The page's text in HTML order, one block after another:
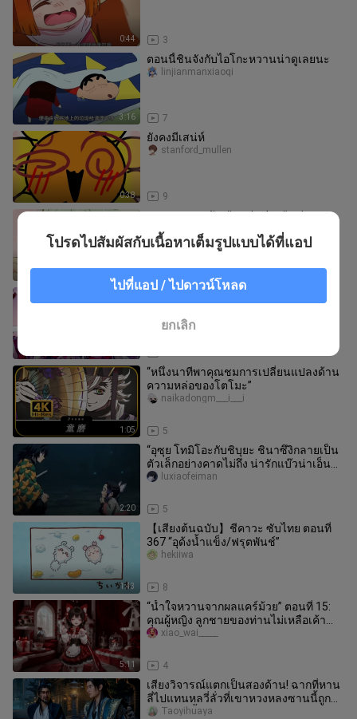
0:44 3
3:16
ตอนนี้ชินจังกับไอโกะหวานน่าดูเลยนะ
7
linjianmanxiaoqi
0:38
ยังคงมีเสน่ห์
9
stanford_mullen
แมวสาวอมควัน #yanineko #anime
คุณเซ่ออะไรกัน คุณคิดว่าผมชื่อเซ่อเหรอ
Sheya_
1:05
“หนึ่งนาทีพาคุณชมการเปลี่ยนแปลงด้าน
ความหล่อของโตโมะ”
5
naikadongm___i___i
2:20
“อุซุย โทมิโอะกับชิบุยะ ชินาซึงิกลายเป็น
ตัวเล็กอย่างคาดไม่ถึง น่ารักแบ๊วน่าเอ็นดู
สุดๆ—”
5
luxiaofeiman
1:43
【เสียงต้นฉบับ】ชีคาวะ ซับไทย ตอนที่
367 “อุด้งน้ำแข็ง/ฟรุตพันช์”
8
hekiiwa
5:11
“น้ำใจหวานจากผลแคร์ม้วย” ตอนที่ 15:
คุณผู้หญิง ลูกชายของท่านไม่เหลือเค้า
ความดีงามแล้วนะ?
4
xiao_wai_____
เสียงวิจารณ์แตกเป็นสองด้าน! ฉากที่หาน
ลี่ไปแทนหลวี่ลั่วที่เขาหวงหลงซานนี้ถูก
ดัดแปลงขึ้นมา ทำไมถึงกลาย
Taoyihuaya
โปรดไปสัมผัสกับเนื้อหาเต็มรูปแบบได้ที่แอป
ไปที่แอป / ไปดาวน์โหลด
ยกเลิก